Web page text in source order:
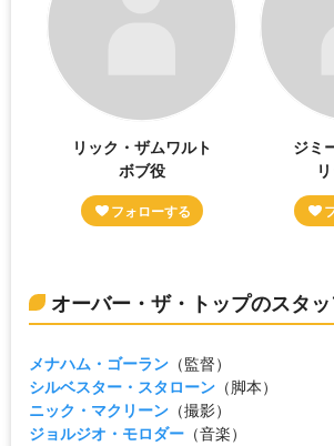
リック・ザムワルト
ボブ役
ジミ
オーバー・ザ・トップのスタ
メナハム・ゴーラン （監督）
シルベスター・スタローン （脚本）
ニック・マクリーン （撮影）
ジョルジオ・モロダー （音楽）